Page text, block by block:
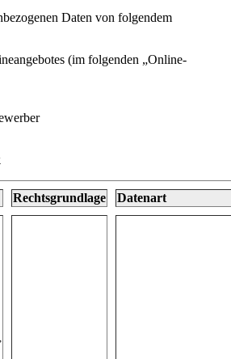
Daten von folgendem
(im folgenden „Online-
Rechtsgrundlage Datenart